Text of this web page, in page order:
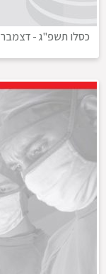
כסלו תשפ"ג-דצמבר 2022